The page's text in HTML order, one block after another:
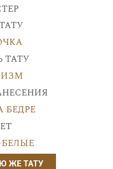
тату
бедре
ЖЕ ТАТУ